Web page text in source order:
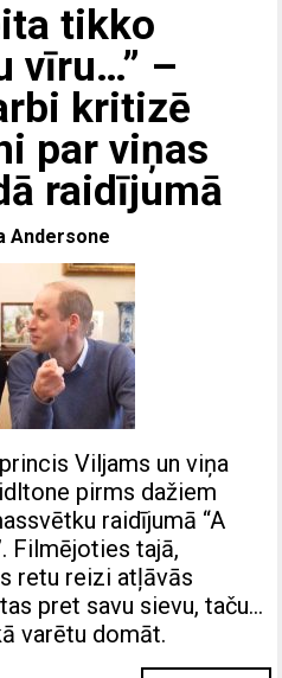
tikko
vīru…” –
kritizē
par viņas
raidījumā
Andersone
Viljams un viņa
pirms dažiem
raidījumā “A
Filmējoties tajā,
retu reizi atļāvās
pret savu sievu, taču…
varētu domāt.